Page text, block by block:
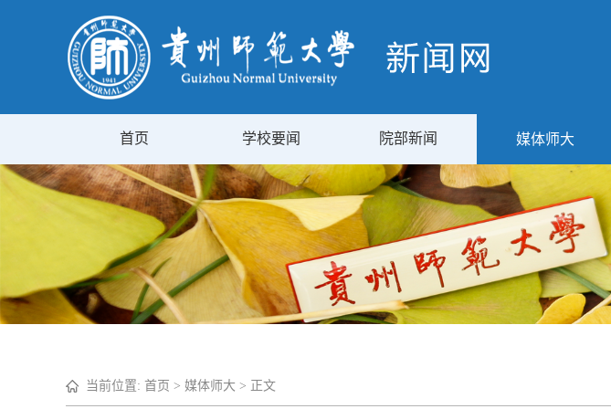
首页 学校要闻 院部新闻 媒体师大
当前位置: 首页 > 媒体师大 > 正文